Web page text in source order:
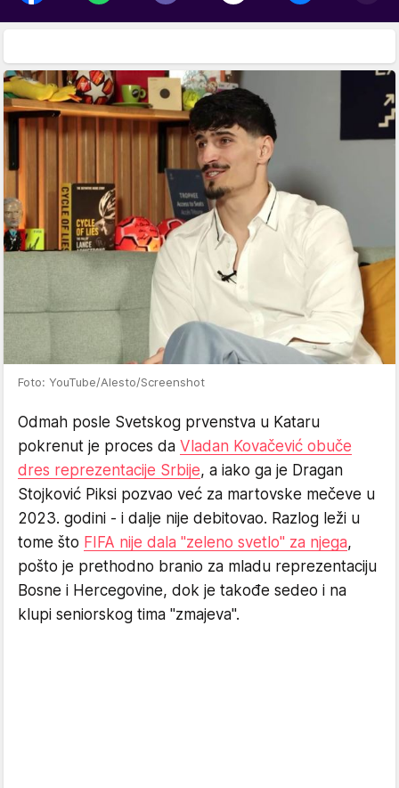
Foto: YouTube/Alesto/Screenshot
Odmah posle Svetskog prvenstva u Kataru
pokrenut je proces da Vladan Kovačević obuče
dres reprezentacije Srbije, a iako ga je Dragan
Stojković Piksi pozvao već za martovske mečeve u
2023. godini - i dalje nije debitovao. Razlog leži u
tome što FIFA nije dala "zeleno svetlo" za njega,
pošto je prethodno branio za mladu reprezentaciju
Bosne i Hercegovine, dok je takođe sedeo i na
klupi seniorskog tima "zmajeva".